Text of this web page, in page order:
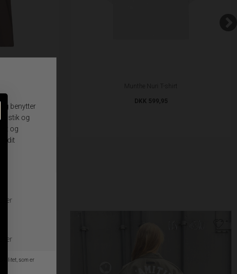
Munthe Nuri T-shirt
DKK 599,95